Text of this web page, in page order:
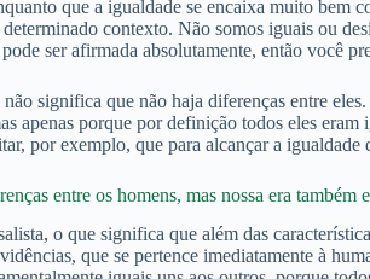
que a igualdade se encaixa muito
contexto. Não somos iguais ou
ser afirmada absolutamente, então você
significa que não haja diferenças entre
apenas porque por definição todos eles
por exemplo, que para alcançar a
entre os homens, mas nossa era
o que significa que além das
que se pertence imediatamente à